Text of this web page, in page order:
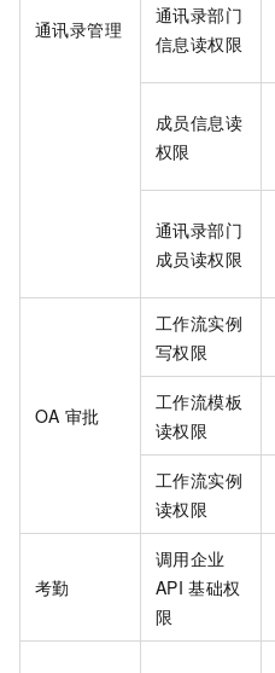
通讯录管理
通讯录部门
信息读权限
成员信息读
权限
通讯录部门
成员读权限
OA 审批
工作流实例
写权限
工作流模板
读权限
工作流实例
读权限
考勤
调用企业
API 基础权
限